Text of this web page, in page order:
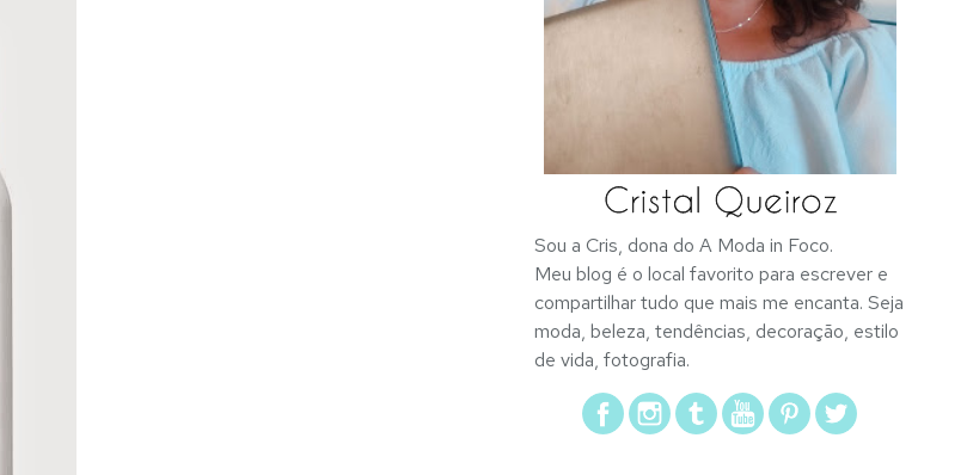
Sou a Cris, dona do A Moda in Foco.
Meu blog é o local favorito para escrever e
compartilhar tudo que mais me encanta. Seja
moda, beleza, tendências, decoração, estilo
de vida, fotografia.